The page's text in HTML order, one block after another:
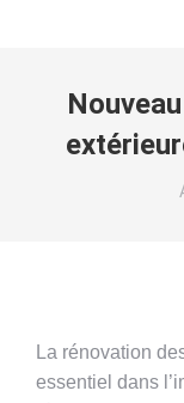
La rénovation
essentiel dans